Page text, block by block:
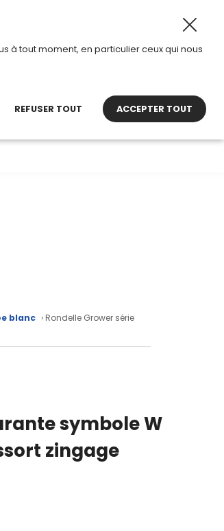
en mode été. Horaires d’ouverture :
blanc › Rondelle Grower série
symbole W
zingage
à tout moment, en particulier ceux qui nous
REFUSER TOUT ACCEPTER TOUT